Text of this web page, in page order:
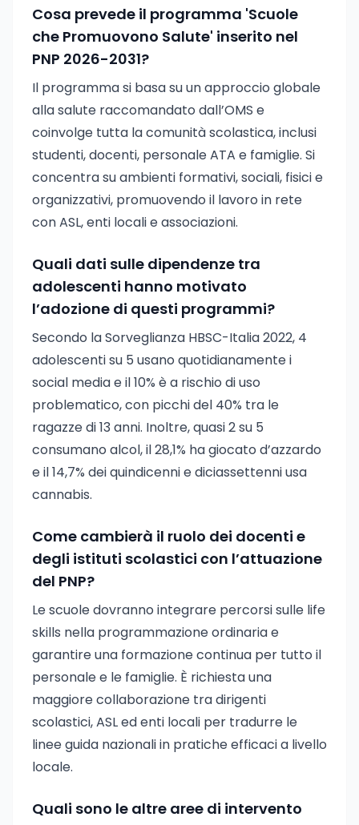
Cosa prevede il programma 'Scuole
che Promuovono Salute' inserito nel
PNP 2026-2031?
Il programma si basa su un approccio globale
alla salute raccomandato dall’OMS e
coinvolge tutta la comunità scolastica, inclusi
studenti, docenti, personale ATA e famiglie. Si
concentra su ambienti formativi, sociali, fisici e
organizzativi, promuovendo il lavoro in rete
con ASL, enti locali e associazioni.
Quali dati sulle dipendenze tra
adolescenti hanno motivato
l’adozione di questi programmi?
Secondo la Sorveglianza HBSC-Italia 2022, 4
adolescenti su 5 usano quotidianamente i
social media e il 10% è a rischio di uso
problematico, con picchi del 40% tra le
ragazze di 13 anni. Inoltre, quasi 2 su 5
consumano alcol, il 28,1% ha giocato d’azzardo
e il 14,7% dei quindicenni e diciassettenni usa
cannabis.
Come cambierà il ruolo dei docenti e
degli istituti scolastici con l’attuazione
del PNP?
Le scuole dovranno integrare percorsi sulle life
skills nella programmazione ordinaria e
garantire una formazione continua per tutto il
personale e le famiglie. È richiesta una
maggiore collaborazione tra dirigenti
scolastici, ASL ed enti locali per tradurre le
linee guida nazionali in pratiche efficaci a livello
locale.
Quali sono le altre aree di intervento